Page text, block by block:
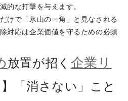
的な打撃を与えます。
けで「氷山の一角」と見なされる
対応は企業価値を守るための必須
放置が招く 企業リ
】「消さない」こと